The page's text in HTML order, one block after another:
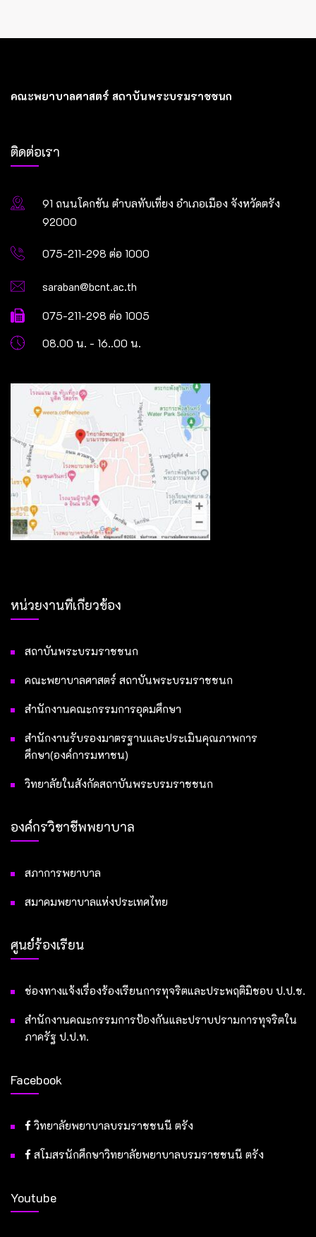
คณะพยาบาลศาสตร์ สถาบันพระบรมราชชนก
ติดต่อเรา
91 ถนนโคกขัน ตำบลทับเที่ยง อำเภอเมือง จังหวัดตรัง
92000
075-211-298 ต่อ 1000
saraban@bcnt.ac.th
075-211-298 ต่อ 1005
08.00 น. - 16..00 น.
หน่วยงานที่เกี่ยวข้อง
สถาบันพระบรมราชชนก
คณะพยาบาลศาสตร์ สถาบันพระบรมราชชนก
สำนักงานคณะกรรมการอุดมศึกษา
สำนักงานรับรองมาตรฐานและประเมินคุณภาพการ
ศึกษา(องค์การมหาชน)
วิทยาลัยในสังกัดสถาบันพระบรมราชชนก
องค์กรวิชาชีพพยาบาล
สภาการพยาบาล
สมาคมพยาบาลแห่งประเทศไทย
ศูนย์ร้องเรียน
ช่องทางแจ้งเรื่องร้องเรียนการทุจริตและประพฤติมิชอบ ป.ป.ช.
สำนักงานคณะกรรมการป้องกันและปราบปรามการทุจริตใน
ภาครัฐ ป.ป.ท.
Facebook
วิทยาลัยพยาบาลบรมราชชนนี ตรัง
สโมสรนักศึกษาวิทยาลัยพยาบาลบรมราชชนนี ตรัง
Youtube